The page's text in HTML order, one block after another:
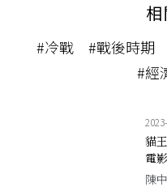
#冷戰 #戰後時期
#經
貓
電
陳